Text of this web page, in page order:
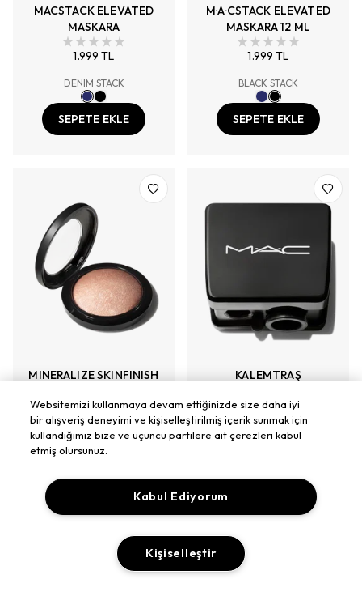
MACSTACK ELEVATED
MASKARA
1.999 TL
DENIM STACK
SEPETE EKLE
M·A·CSTACK ELEVATED
MASKARA 12 ML
1.999 TL
BLACK STACK
SEPETE EKLE
MINERALIZE SKINFINISH
Fırınlanmış Mineraller,
Transparan Örtücülük,
Aydınlatıcı(2 )
2.549 TL
SOFT & GENTLE
GELİNCE HABER
KALEMTRAŞ
Ve Göz Kalemleri İçin,
Değiştirilebilir Boyut
Haznesi
(1)
699 TL
SEPETE EKLE
Websitemizi kullanmaya devam ettiğinizde size daha iyi
bir alışveriş deneyimi ve kişiselleştirilmiş içerik sunmak için
kullandığımız bize ve üçüncü partilere ait çerezleri kabul
etmiş olursunuz.
Kabul Ediyorum
Kişiselleştir